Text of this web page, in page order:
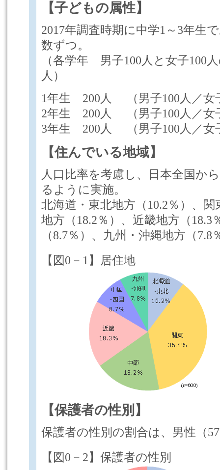
【子どもの属性】
2017年調査時期に中学1～3年生
数ずつ。
（各学年 男子100人と女子100
人）
1年生 200人 （男子100人／女
2年生 200人 （男子100人／女
3年生 200人 （男子100人／女
【住んでいる地域】
人口比率を考慮し、日本全国か
るように実施。
北海道・東北地方（10.2％）、
地方（18.2％）、近畿地方（18.3
（8.7％）、九州・沖縄地方（7.8
【図0－1】居住地
【保護者の性別】
保護者の性別の割合は、男性（
【図0－2】保護者の性別